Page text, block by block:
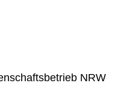
NRW